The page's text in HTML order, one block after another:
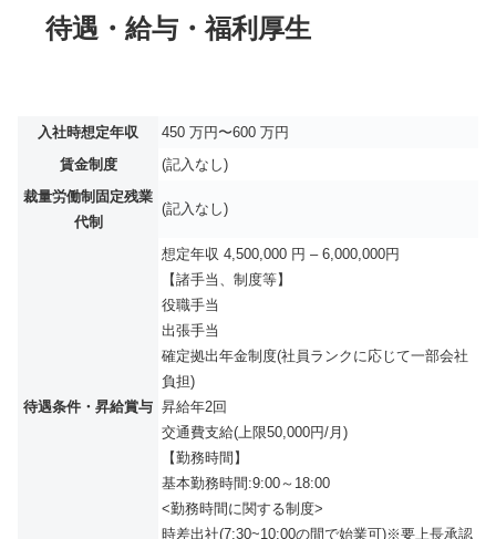
待遇・給与・福利厚生
入社時想定年収
450 万円〜600 万円
賃金制度
(記入なし)
裁量労働制固定残業
代制
(記入なし)
待遇条件・昇給賞与
想定年収 4,500,000 円 – 6,000,000円
【諸手当、制度等】
役職手当
出張手当
確定拠出年金制度(社員ランクに応じて一部会社
負担)
昇給年2回
交通費支給(上限50,000円/月)
【勤務時間】
基本勤務時間:9:00～18:00
<勤務時間に関する制度>
時差出社(7:30~10:00の間で始業可)※要上長承認